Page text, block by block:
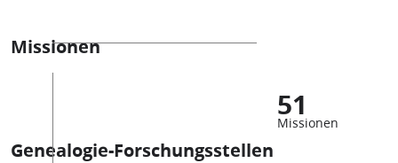
Missionen
51
Missionen
Genealogie-Forschungsstellen